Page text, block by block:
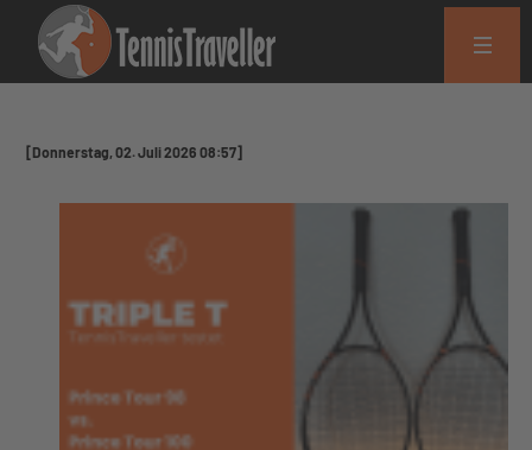
[Donnerstag, 02. Juli 2026 08:57]